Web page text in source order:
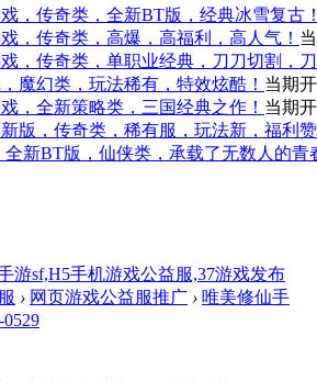
，传奇类，全新BT版，经典冰雪复古
，传奇类，高爆，高福利，高人气！
，传奇类，单职业经典，刀刀切割，
魔幻类，玩法稀有，特效炫酷！ 当期
，全新策略类，三国经典之作！ 当期
新版，传奇类，稀有服，玩法新，福利
全新BT版，仙侠类，承载了无数人的青
游sf,H5手机游戏公益服,37游戏发布
› 网页游戏公益服推广 › 唯美修仙手